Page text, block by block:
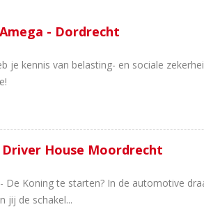
- Dordrecht
je kennis van belasting- en sociale
House Moordrecht
Koning te starten? In de automotive
jij de schakel...